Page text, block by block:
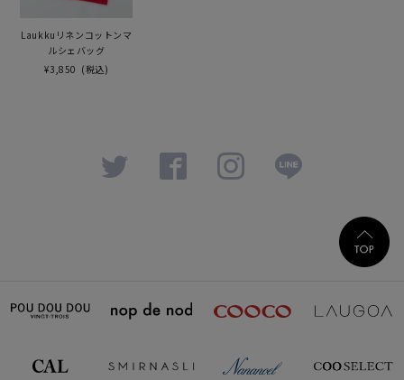
Laukkuリネンコットンマ
ルシェバッグ
¥3,850 (税込)